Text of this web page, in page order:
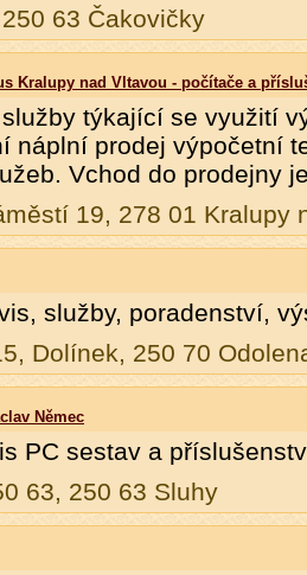
63 Čakovičky
Kralupy nad Vltavou - počítače a
týkající se využití
náplní prodej výpočetní
Vchod do prodejny
19, 278 01 Kralupy
služby, poradenství,
Dolínek, 250 70
Němec
PC sestav a
63, 250 63 Sluhy